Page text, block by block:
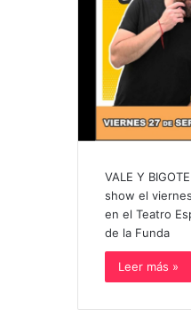
VALE Y
show el
en el Teatro
de la Funda
Leer más »